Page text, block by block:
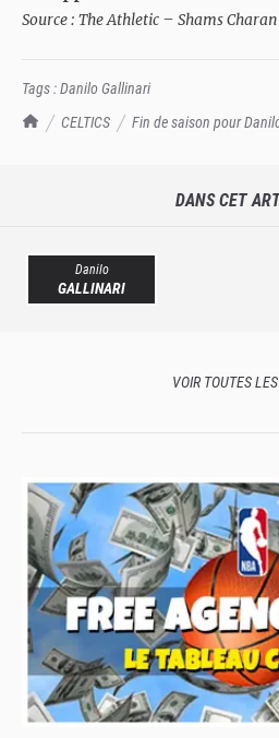
TrashTalk Actu NBA
CELTICS
Fin de saison pour
Source : The Athletic – Shams
Tags :Danilo Gallinari
DANS CET
Danilo
GALLINARI
VOIR TOUTES